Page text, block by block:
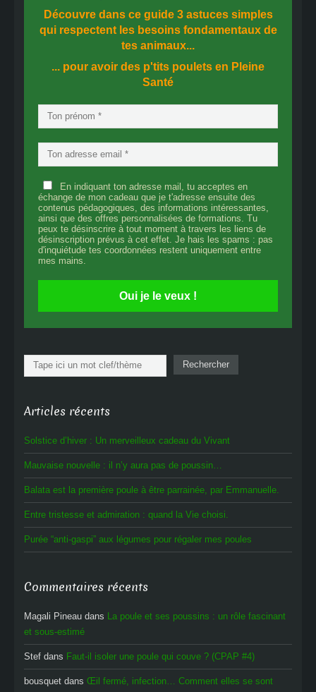
Découvre dans ce guide 3 astuces simples
qui respectent les besoins fondamentaux de
tes animaux...
... pour avoir des p'tits poulets en Pleine
Santé
En indiquant ton adresse mail, tu acceptes en
échange de mon cadeau que je t'adresse ensuite des
contenus pédagogiques, des informations intéressantes,
ainsi que des offres personnalisées de formations. Tu
peux te désinscrire à tout moment à travers les liens de
désinscription prévus à cet effet. Je hais les spams : pas
d'inquiétude tes coordonnées restent uniquement entre
mes mains.
Oui je le veux !
Rechercher Rechercher
Articles récents
Solstice d’hiver : Un merveilleux cadeau du Vivant
Mauvaise nouvelle : il n’y aura pas de poussin…
Balata est la première poule à être parrainée, par Emmanuelle.
Entre tristesse et admiration : quand la Vie choisi.
Purée “anti-gaspi” aux légumes pour régaler mes poules
Commentaires récents
Magali Pineau dans
La poule et ses poussins : un rôle fascinant
et sous-estimé
Stef dans Faut-il isoler une poule qui couve ? (CPAP #4)
bousquet dans Œil fermé, infection… Comment elles se sont